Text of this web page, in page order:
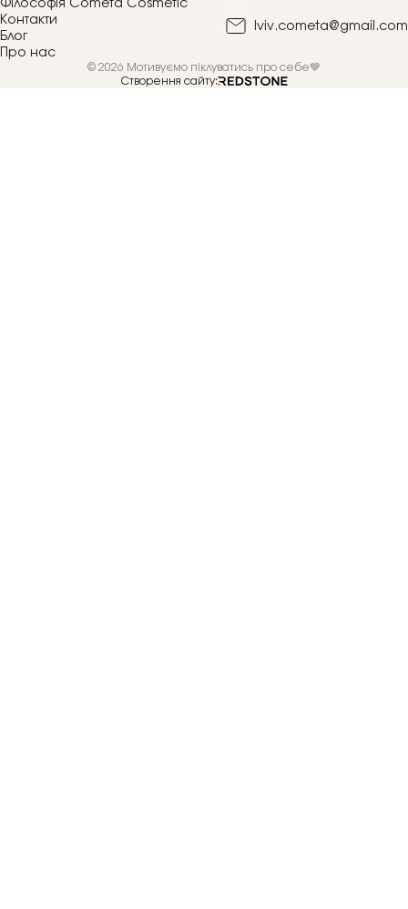
Філософія Cometa Cosmetic
Контакти
Блог
Про нас
lviv.cometa@gmail.com
© 2026 Мотивуємо піклуватись про себе💙
Створення сайту: